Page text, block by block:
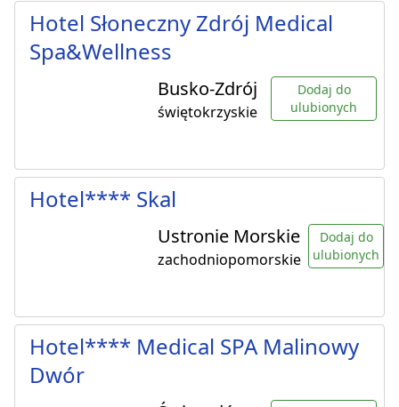
Hotel Słoneczny Zdrój Medical
Spa&Wellness
Busko-Zdrój
świętokrzyskie
Dodaj do
ulubionych
Hotel**** Skal
Ustronie Morskie
zachodniopomorskie
Dodaj do
ulubionych
Hotel**** Medical SPA Malinowy
Dwór